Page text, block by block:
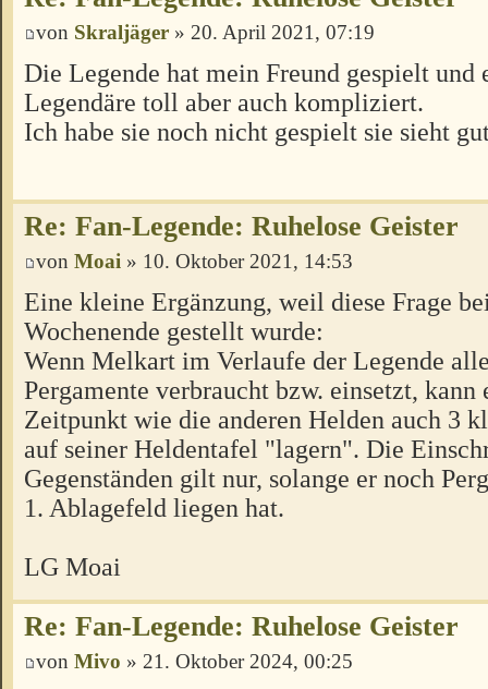
von Skraljäger » 20. April 2021, 07:19
Die Legende hat mein Freund gespielt und
Legendäre toll aber auch kompliziert.
Ich habe sie noch nicht gespielt sie sieht
Re: Fan-Legende: Ruhelose Geister
von Moai » 10. Oktober 2021, 14:53
Eine kleine Ergänzung, weil diese Frage
Wochenende gestellt wurde:
Wenn Melkart im Verlaufe der Legende
Pergamente verbraucht bzw. einsetzt, kann
Zeitpunkt wie die anderen Helden auch 3
auf seiner Heldentafel "lagern". Die
Gegenständen gilt nur, solange er noch
1. Ablagefeld liegen hat.
LG Moai
Re: Fan-Legende: Ruhelose Geister
von Mivo » 21. Oktober 2024, 00:25